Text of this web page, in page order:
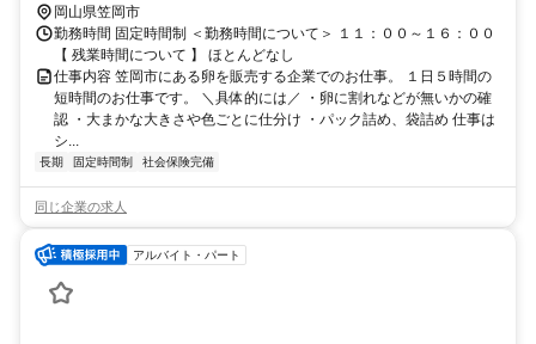
岡山県笠岡市
勤務時間 固定時間制 ＜勤務時間について＞ １１：００～１６：００
【 残業時間について 】 ほとんどなし
仕事内容 笠岡市にある卵を販売する企業でのお仕事。 １日５時間の
短時間のお仕事です。 ＼具体的には／ ・卵に割れなどが無いかの確
認 ・大まかな大きさや色ごとに仕分け ・パック詰め、袋詰め 仕事は
シ...
長期 固定時間制 社会保険完備
同じ企業の求人
アルバイト・パート